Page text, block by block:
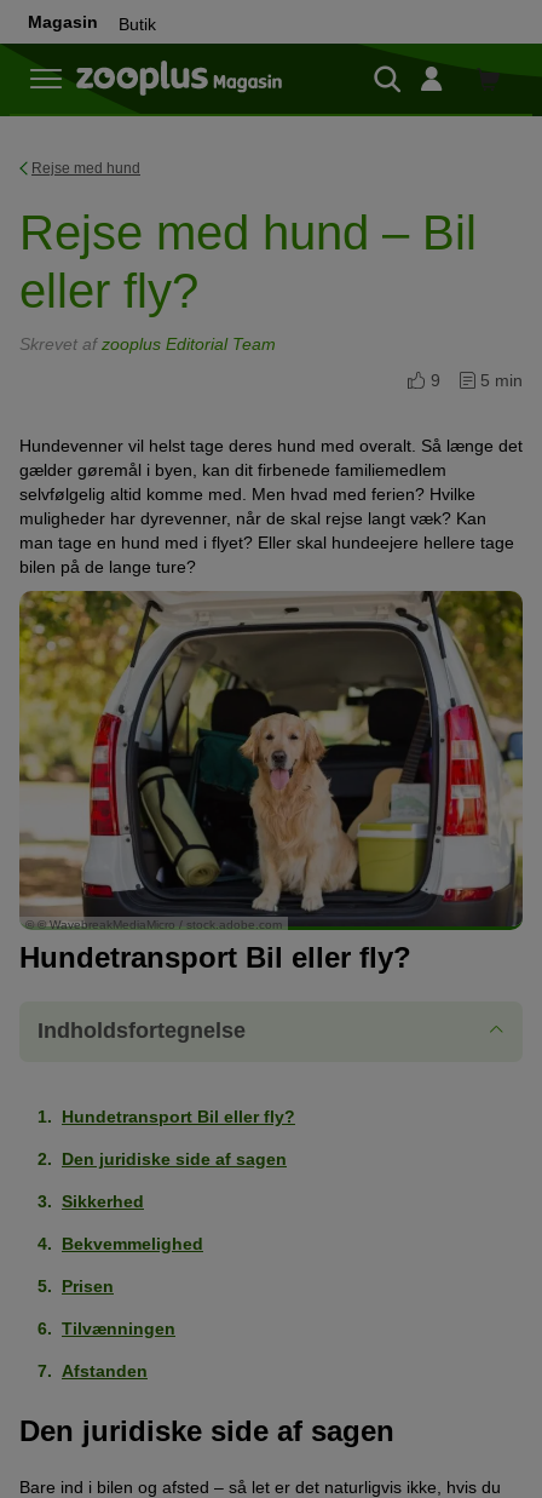
Magasin Butik
Butik
Rejse med hund
Rejse med hund – Bil
eller fly?
Skrevet afzooplus Editorial Team
9
5 min
Hundevenner vil helst tage deres hund med overalt. Så længe det
gælder gøremål i byen, kan dit firbenede familiemedlem
selvfølgelig altid komme med. Men hvad med ferien? Hvilke
muligheder har dyrevenner, når de skal rejse langt væk? Kan
man tage en hund med i flyet? Eller skal hundeejere hellere tage
bilen på de lange ture?
© © WavebreakMediaMicro / stock.adobe.com
Hundetransport Bil eller fly?
Indholdsfortegnelse
Hundetransport Bil eller fly?
Den juridiske side af sagen
Sikkerhed
Bekvemmelighed
Prisen
Tilvænningen
Afstanden
Den juridiske side af sagen
Bare ind i bilen og afsted – så let er det naturligvis ikke, hvis du